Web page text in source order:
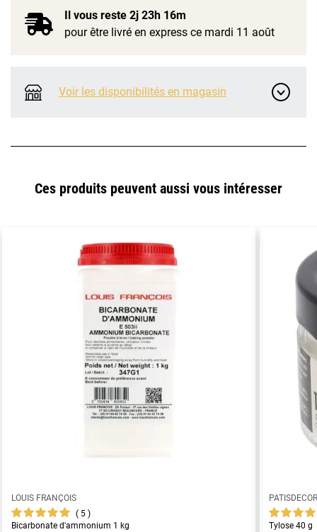
Il vous reste 2j 23h 16m
pour être livré en express ce mardi 11 août
Voir les disponibilités en magasin
Ces produits peuvent aussi vous intéresser
LOUIS FRANÇOIS
5
Bicarbonate d'ammonium 1 kg
Tylose 40 g